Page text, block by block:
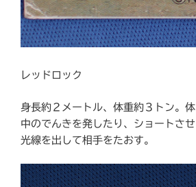
レッドロック
身長約２メートル、体重約３トン。体
中のでんきを発したり、ショートさせ
光線を出して相手をたおす。